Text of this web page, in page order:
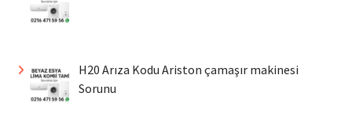
H20 Arıza Kodu Ariston çamaşır makinesi
Sorunu